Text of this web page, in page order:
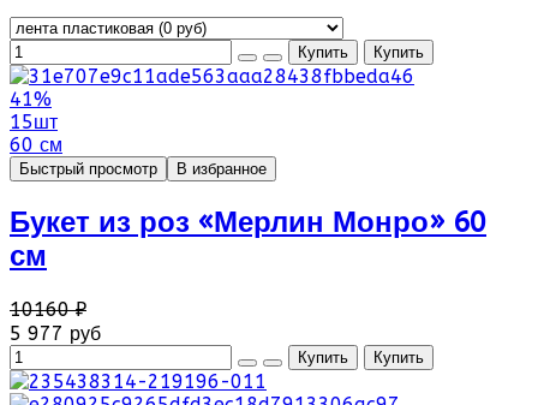
41%
15шт
60 см
Быстрый просмотр В избранное
Букет из роз «Мерлин Монро» 60
см
10160 ₽
5 977 руб